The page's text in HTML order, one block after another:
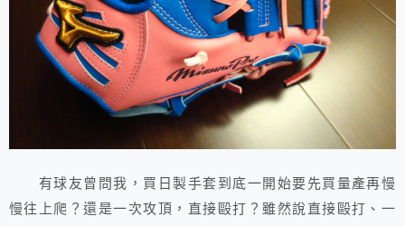
有球友曾問我，買日製手套到底一開始要先買量產再慢
慢往上爬？還是一次攻頂，直接毆打？雖然說直接毆打、一